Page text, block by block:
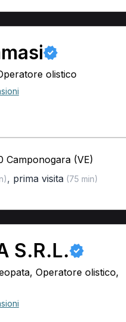
olistico
Camponogara (VE)
, prima visita(75 min)
S.R.L.
Operatore olistico,